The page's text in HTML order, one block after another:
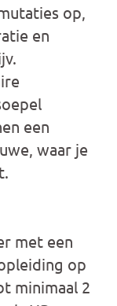
op,
en
een
waar je
met een
op
minimaal 2